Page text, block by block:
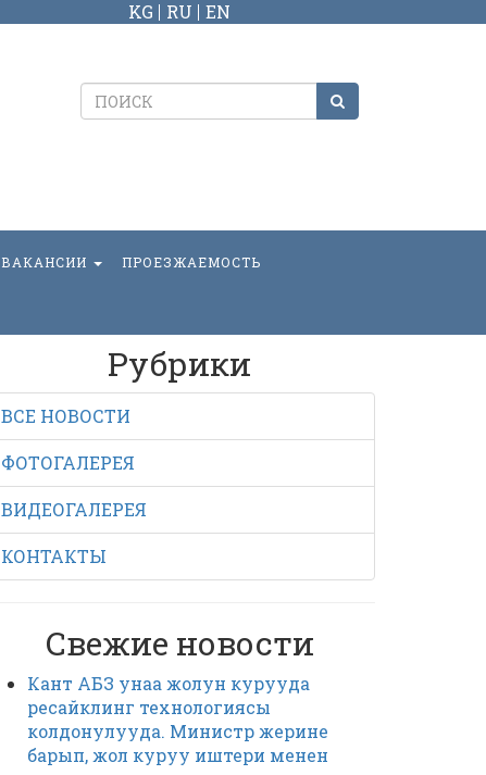
KG RU EN
ВАКАНСИИ ПРОЕЗЖАЕМОСТЬ
Рубрики
ВСЕ НОВОСТИ
ФОТОГАЛЕРЕЯ
ВИДЕОГАЛЕРЕЯ
КОНТАКТЫ
Свежие новости
Кант АБЗ унаа жолун курууда
ресайклинг технологиясы
колдонулууда. Министр жерине
барып, жол куруу иштери менен